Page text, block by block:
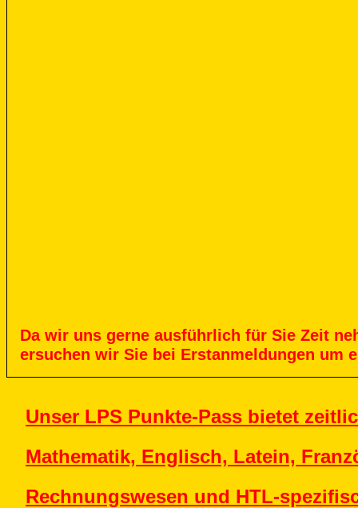
Dawir uns gerne ausführlich für Sie Zeit
ersuchen wir Sie bei Erstanmeldungen um
Unser LPS Punkte-Pass bietet
Mathematik, Englisch, Latein,
Rechnungswesen und HTL-